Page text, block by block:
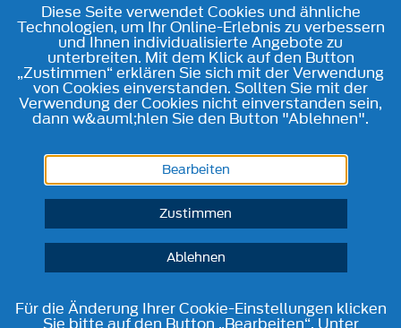
Diese Seite verwendet Cookies und ähnliche
Technologien, um Ihr Online-Erlebnis zu verbessern
und Ihnen individualisierte Angebote zu
unterbreiten. Mit dem Klick auf den Button
„Zustimmen“ erklären Sie sich mit der Verwendung
von Cookies einverstanden. Sollten Sie mit der
Verwendung der Cookies nicht einverstanden sein,
dann w&auml;hlen Sie den Button "Ablehnen".
Bearbeiten
Zustimmen
Ablehnen
Für die Änderung Ihrer Cookie-Einstellungen klicken
Sie bitte auf den Button „Bearbeiten“. Unter